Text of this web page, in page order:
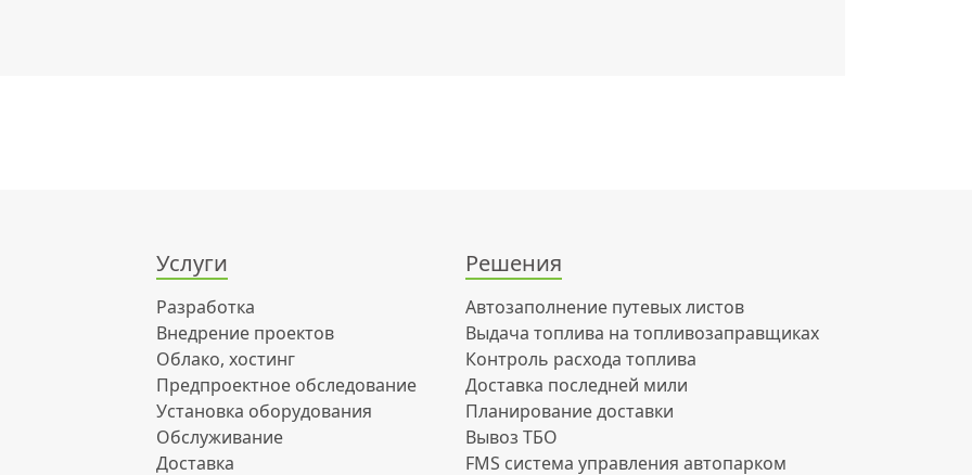
Услуги
Разработка
Внедрение проектов
Облако, хостинг
Предпроектное обследование
Установка оборудования
Обслуживание
Доставка
Решения
Автозаполнение путевых листов
Выдача топлива на топливозаправщиках
Контроль расхода топлива
Доставка последней мили
Планирование доставки
Вывоз ТБО
FMS система управления автопарком